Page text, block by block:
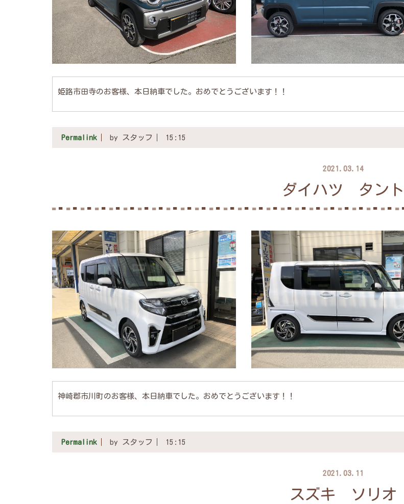
姫路市田寺のお客様、本日納車でした。おめでとうございます！！
Permalink by スタッフ 15:15
2021.03.14
ダイハツ タント
神崎郡市川町のお客様、本日納車でした。おめでとうございます！！
Permalink by スタッフ 15:15
2021.03.11
スズキ ソリオ